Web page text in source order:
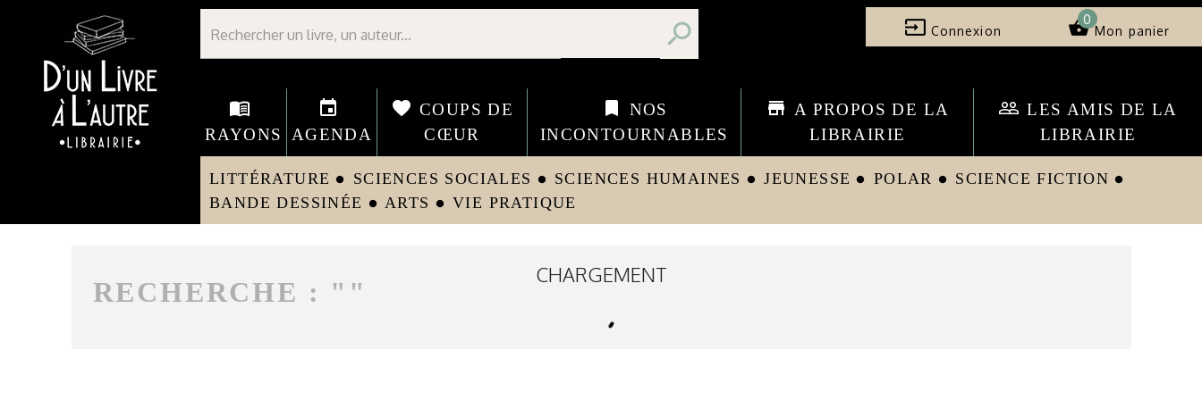
Librairie D'un livre à l'autre - Avranches
search input Connexion shopping_basket
0
Mon panier
menu_book
RAYONS
event
AGENDA
favorite COUPS DE
CŒUR
bookmark
NOS
INCONTOURNABLES
store A PROPOS DE LA
LIBRAIRIE
people_outline LES AMIS DE LA
LIBRAIRIE
LITTÉRATURE circle SCIENCES SOCIALES circle SCIENCES HUMAINES circle JEUNESSE circle POLAR circle SCIENCE FICTION circle
BANDE DESSINÉE circle ARTS circle VIE PRATIQUE
RECHERCHE : " "
CHARGEMENT